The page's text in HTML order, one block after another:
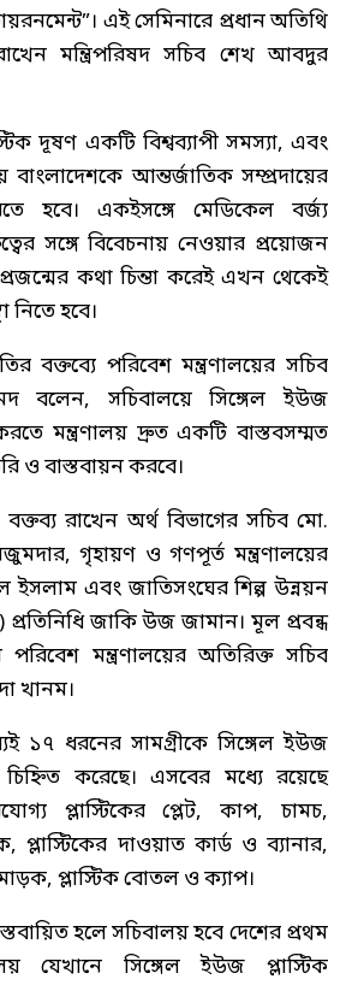
এই সেমিনারে প্রধান অতিথি
মন্ত্রিপরিষদ সচিব শেখ আবদুর
দূষণ একটি বিশ্বব্যাপী সমস্যা, এবং
আন্তর্জাতিক সম্প্রদায়ের
হবে। একইসঙ্গে মেডিকেল বর্জ্য
সঙ্গে বিবেচনায় নেওয়ার প্রয়োজন
কথা চিন্তা করেই এখন থেকেই
নিতে হবে।
বক্তব্যে পরিবেশ মন্ত্রণালয়ের সচিব
বলেন, সচিবালয়ে সিঙ্গেল ইউজ
করতে মন্ত্রণালয় দ্রুত একটি বাস্তবসম্মত
ও বাস্তবায়ন করবে।
রাখেন অর্থ বিভাগের সচিব মো.
গৃহায়ণ ও গণপূর্ত মন্ত্রণালয়ের
এবং জাতিসংঘের শিল্প উন্নয়ন
প্রতিনিধি জাকি উজ জামান। মূল প্রবন্ধ
মন্ত্রণালয়ের অতিরিক্ত সচিব
খানম।
১৭ ধরনের সামগ্রীকে সিঙ্গেল ইউজ
চিহ্নিত করেছে। এসবের মধ্যে রয়েছে
প্লাস্টিকের প্লেট, কাপ, চামচ,
দাওয়াত কার্ড ও ব্যানার,
প্লাস্টিক বোতল ও ক্যাপ।
হলে সচিবালয় হবে দেশের প্রথম
যেখানে সিঙ্গেল ইউজ প্লাস্টিক